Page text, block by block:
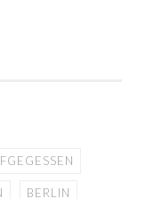
BERLIN